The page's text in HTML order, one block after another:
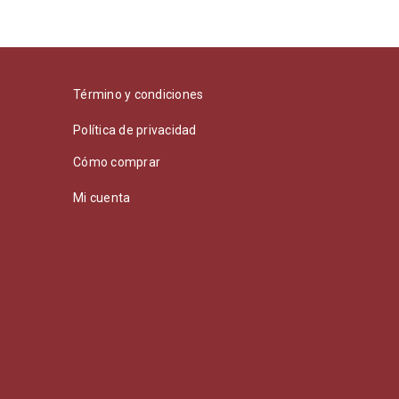
Término y condiciones
Política de privacidad
Cómo comprar
Mi cuenta